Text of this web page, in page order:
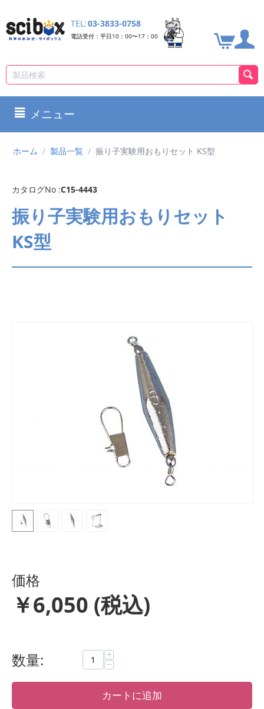
TEL:03-3833-0758
電話受付：平日10：00〜17：00
メニュー
ホーム / 製品一覧 / 振り子実験用おもりセット KS型
カタログNo :C15-4443
振り子実験用おもりセット
KS型
価格
￥6,050 (税込)
数量: +
−
カートに追加